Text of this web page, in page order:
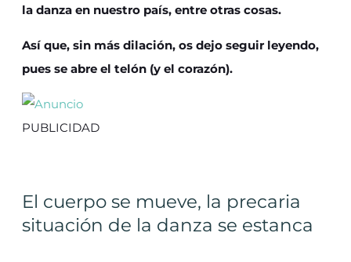
la danza en nuestro país, entre otras cosas.
Así que, sin más dilación, os dejo seguir leyendo,
pues se abre el telón (y el corazón).
PUBLICIDAD
El cuerpo se mueve, la precaria
situación de la danza se estanca